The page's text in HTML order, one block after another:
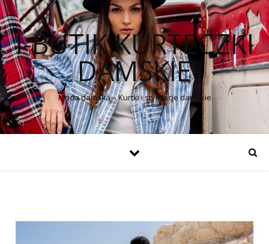
I-BUTIK KURTECZKI
DAMSKIE
Moda damska – Kurtki i stylizacje damskie